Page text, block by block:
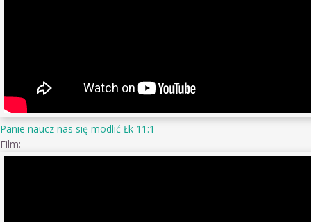
Panie naucz nas się modlić Łk 11:1
Film: